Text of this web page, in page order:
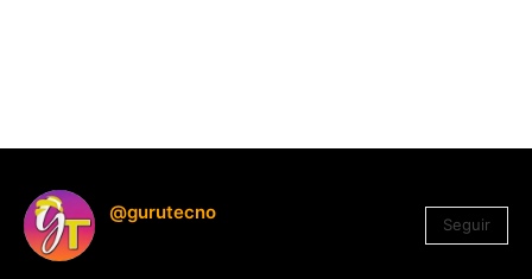
@gurutecno
Seguir